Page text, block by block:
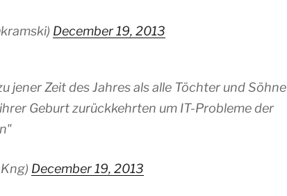
December 19, 2013
jener Zeit des Jahres als alle Töchter und Söhne
Geburt zurückkehrten um IT-Probleme der
December 19, 2013